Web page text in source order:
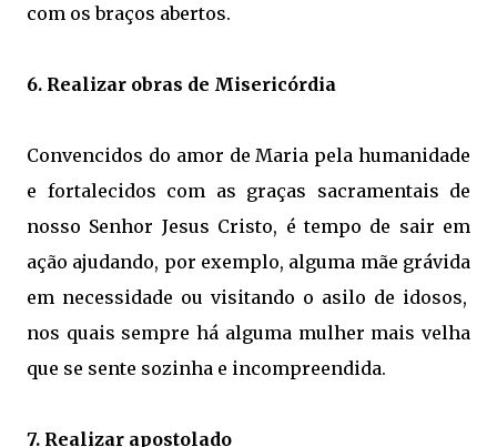
com os braços abertos.
6. Realizar obras de Misericórdia
Convencidos do amor de Maria pela humanidade
e fortalecidos com as graças sacramentais de
nosso Senhor Jesus Cristo, é tempo de sair em
ação ajudando, por exemplo, alguma mãe grávida
em necessidade ou visitando o asilo de idosos,
nos quais sempre há alguma mulher mais velha
que se sente sozinha e incompreendida.
7. Realizar apostolado